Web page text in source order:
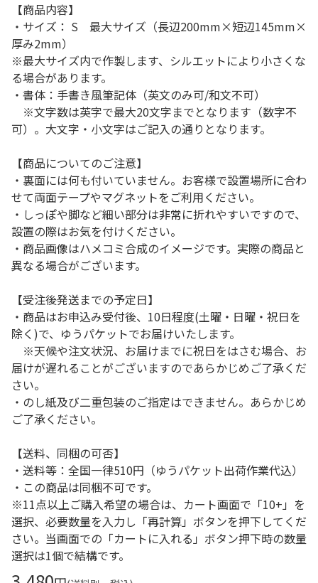
【商品内容】
・サイズ： S 最大サイズ（長辺200mm×短辺145mm×
厚み2mm）
※最大サイズ内で作製します、シルエットにより小さくな
る場合があります。
・書体：手書き風筆記体（英文のみ可/和文不可）
※文字数は英字で最大20文字までとなります（数字不
可）。大文字・小文字はご記入の通りとなります。
【商品についてのご注意】
・裏面には何も付いていません。お客様で設置場所に合わ
せて両面テープやマグネットをご利用ください。
・しっぽや脚など細い部分は非常に折れやすいですので、
設置の際はお気を付けください。
・商品画像はハメコミ合成のイメージです。実際の商品と
異なる場合がございます。
【受注後発送までの予定日】
・商品はお申込み受付後、10日程度(土曜・日曜・祝日を
除く)で、ゆうパケットでお届けいたします。
※天候や注文状況、お届けまでに祝日をはさむ場合、お
届けが遅れることがございますのであらかじめご了承くだ
さい。
・のし紙及び二重包装のご指定はできません。あらかじめ
ご了承ください。
【送料、同梱の可否】
・送料等：全国一律510円（ゆうパケット出荷作業代込）
・この商品は同梱不可です。
※11点以上ご購入希望の場合は、カート画面で「10+」を
選択、必要数量を入力し「再計算」ボタンを押下してくだ
さい。当画面での「カートに入れる」ボタン押下時の数量
選択は1個で結構です。